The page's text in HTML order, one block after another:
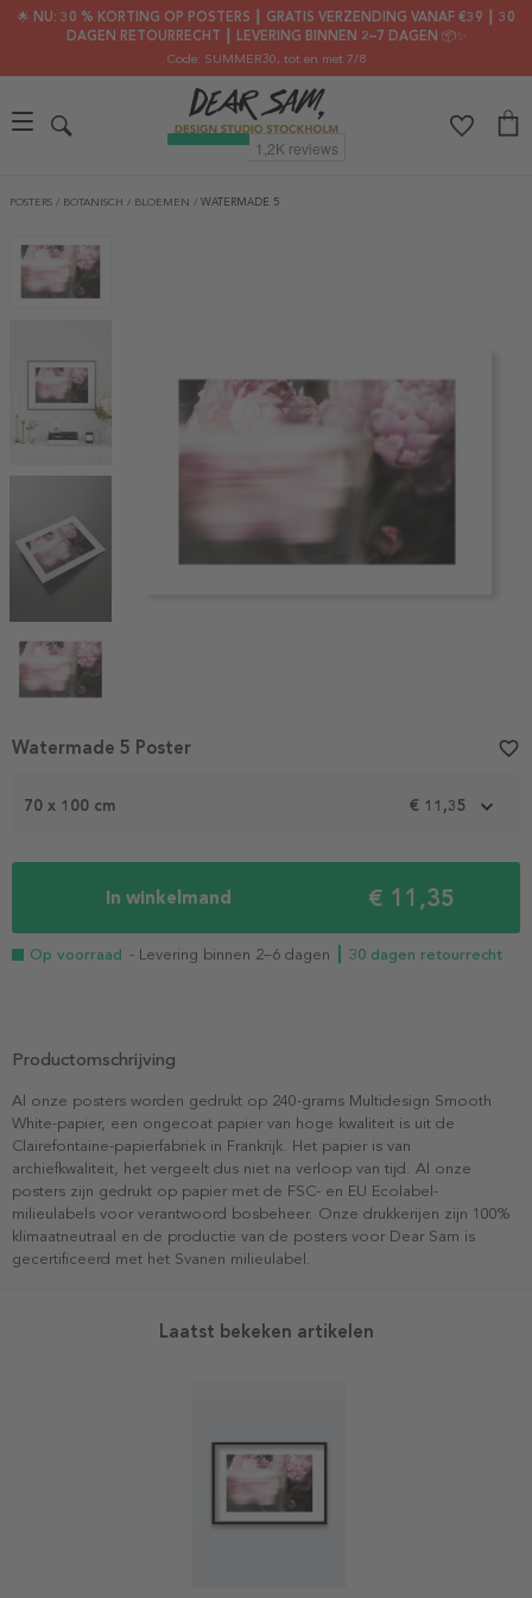
🌟 NU: 30 % KORTING OP POSTERS ┃ GRATIS VERZENDING VANAF €39 ┃ 30
DAGEN RETOURRECHT ┃ LEVERING BINNEN 2–7 DAGEN 📦✨
Code: SUMMER30, tot en met 7/8
POSTERS / BOTANISCH / BLOEMEN / WATERMADE 5
Item
4
70 x 100 cm € 11,35
In winkelmand € 11,35
Op voorraad - Levering binnen 2–6 dagen ┃ 30 dagen retourrecht
Watermade 5 Poster favorite_border
Productomschrijving
Al onze posters worden gedrukt op 240-grams Multidesign Smooth
White-papier, een ongecoat papier van hoge kwaliteit is uit de
Clairefontaine-papierfabriek in Frankrijk. Het papier is van
archiefkwaliteit, het vergeelt dus niet na verloop van tijd. Al onze
posters zijn gedrukt op papier met de FSC- en EU Ecolabel-
milieulabels voor verantwoord bosbeheer. Onze drukkerijen zijn 100%
klimaatneutraal en de productie van de posters voor Dear Sam is
gecertificeerd met het Svanen milieulabel.
Laatst bekeken artikelen